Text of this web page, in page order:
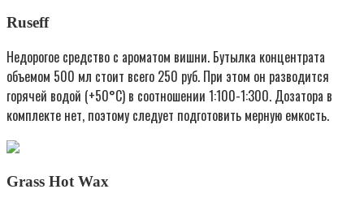
Ruseff
Недорогое средство с ароматом вишни. Бутылка концентрата
объемом 500 мл стоит всего 250 руб. При этом он разводится
горячей водой (+50°С) в соотношении 1:100-1:300. Дозатора в
комплекте нет, поэтому следует подготовить мерную емкость.
Grass Hot Wax